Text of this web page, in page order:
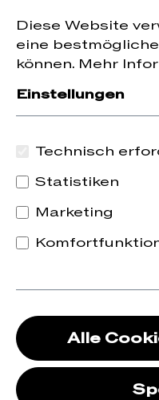
springen
auf die erste
2022
rosé
Diese Website
eine
können. Mehr
Einstellungen
Technisch
Statistiken
Marketing
Alle